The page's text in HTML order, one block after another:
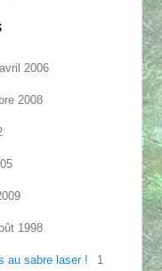
2006
2008
1998
au sabre laser !
1